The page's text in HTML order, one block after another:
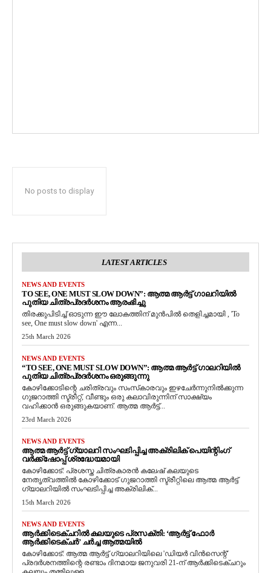
No posts to display
LATEST ARTICLES
NEWS AND EVENTS
TO SEE, ONE MUST SLOW DOWN”: ആത്മ ആർട്ട് ഗാലറിയിൽ
പുതിയ ചിത്രപ്രദർശനം ആരംഭിച്ചു
തിരക്കുപിടിച്ച് ഓടുന്ന ഈ ലോകത്തിന് മുൻപിൽ തെളിച്ചമായി , 'To
see, One must slow down' എന്ന...
25th March 2026
NEWS AND EVENTS
“TO SEE, ONE MUST SLOW DOWN”: ആത്മ ആർട്ട് ഗാലറിയിൽ
പുതിയ ചിത്രപ്രദർശനം ഒരുങ്ങുന്നു
കോഴിക്കോടിന്റെ ചരിത്രവും സംസ്‌കാരവും ഇഴചേർന്നുനിൽക്കുന്ന
ഗുജറാത്തി സ്ട്രീറ്റ്, വീണ്ടും ഒരു കലാവിരുന്നിന് സാക്ഷ്യം
വഹിക്കാൻ ഒരുങ്ങുകയാണ്. ആത്മ ആർട്ട്...
23rd March 2026
NEWS AND EVENTS
ആത്മ ആർട്ട് ഗ്യാലറി സംഘടിപ്പിച്ച അക്രിലിക് പെയിന്റിംഗ്
വർക്ക്‌ഷോപ്പ് ശ്രദ്ധേയമായി
കോഴിക്കോട്: പ്രശസ്ത ചിത്രകാരൻ കലേഷ് കലയുടെ
നേതൃത്വത്തിൽ കോഴിക്കോട് ഗുജറാത്തി സ്ട്രീറ്റിലെ ആത്മ ആർട്ട്
ഗ്യാലറിയിൽ സംഘടിപ്പിച്ച അക്രിലിക്...
15th March 2026
NEWS AND EVENTS
ആർക്കിടെക്ചറിൽ കലയുടെ പ്രസക്തി: ‘ആർട്ട് ഫോർ
ആർക്കിടെക്ചർ’ ചർച്ച ആത്മയിൽ
​കോഴിക്കോട്: ആത്മ ആർട്ട് ഗ്യാലറിയിലെ 'ഡിയർ വിൻസെന്റ്'
പ്രദർശനത്തിന്റെ രണ്ടാം ദിനമായ ജനുവരി 21-ന് ആർക്കിടെക്ചറും